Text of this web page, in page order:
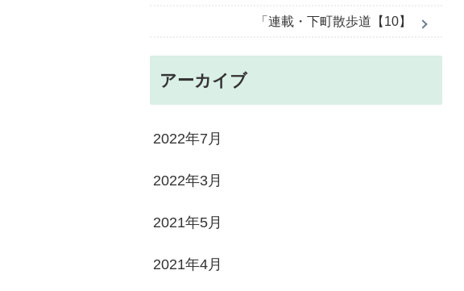
「連載・下町散歩道【10】
アーカイブ
2022年7月
2022年3月
2021年5月
2021年4月